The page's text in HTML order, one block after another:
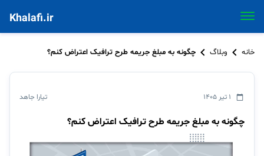
Khalafi.ir
خانه وبلاگ چگونه به مبلغ جریمه طرح ترافیک اعتراض کنم؟
تیارا جاهد
چگونه به مبلغ جریمه طرح ترافیک اعتراض کنم؟